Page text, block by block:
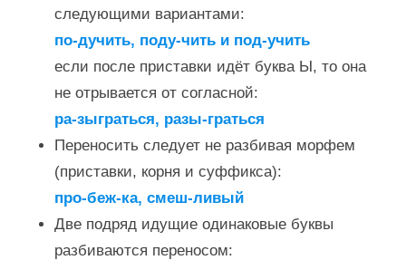
следующими вариантами:
по-дучить, поду-чить и под-учить
если после приставки идёт буква Ы, то она
не отрывается от согласной:
ра-зыграться, разы-граться
Переносить следует не разбивая морфем
(приставки, корня и суффикса):
про-беж-ка, смеш-ливый
Две подряд идущие одинаковые буквы
разбиваются переносом: